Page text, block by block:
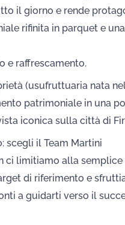
il giorno e rende
rifinita in parquet e
e raffrescamento.
(usufruttuaria nata nel
patrimoniale in una
iconica sulla città di
scegli il Team Martini
ci limitiamo alla semplice
di riferimento e
a guidarti verso il